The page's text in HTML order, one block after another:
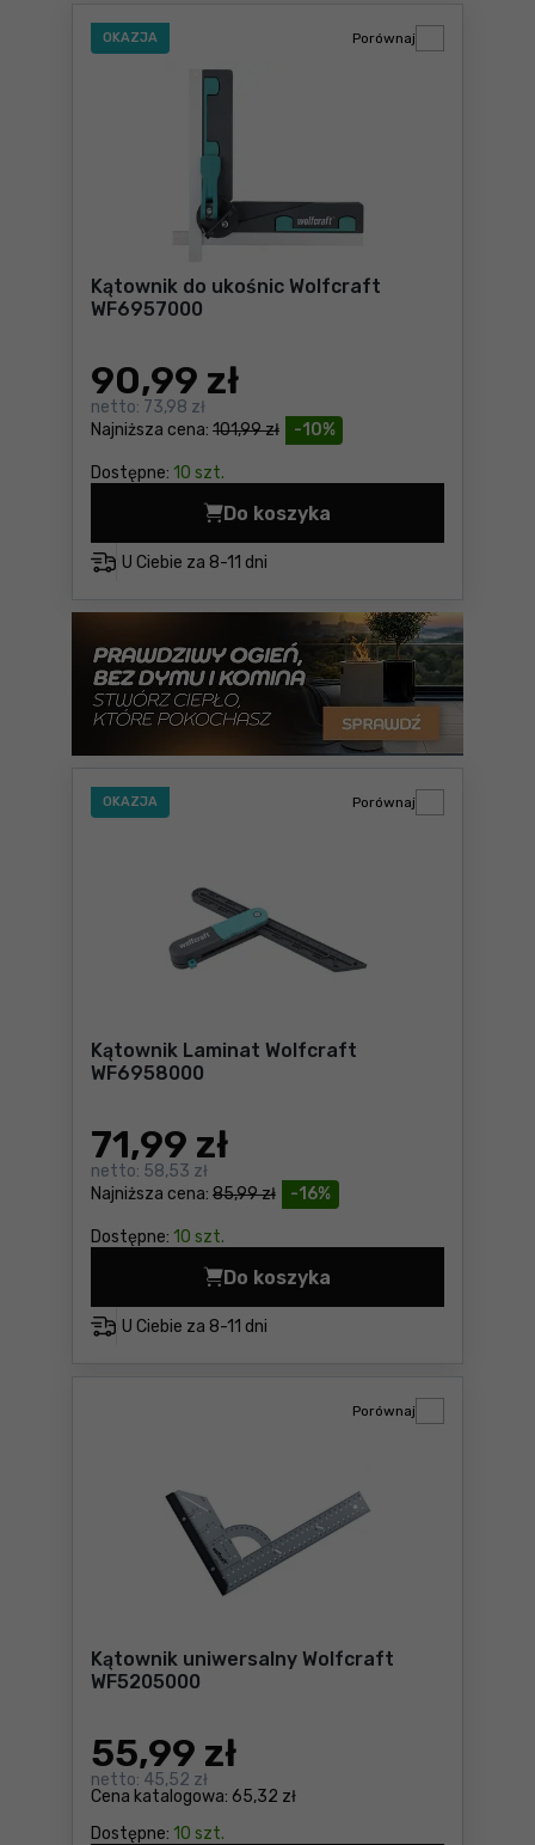
OKAZJA
Kątownik do ukośnic Wolfcraft
WF6957000
-10%
Najniższa cena: 101,99 zł
90,99 zł
netto: 73,98 zł
Dostępne: 10 szt.
Porównaj
U Ciebie za 8-11 dni
Do koszyka
Kątownik do ukośnic
OKAZJA
Kątownik Laminat Wolfcraft
WF6958000
-16%
Najniższa cena: 85,99 zł
71,99 zł
netto: 58,53 zł
Dostępne: 10 szt.
Porównaj
U Ciebie za 8-11 dni
Do koszyka
Kątownik Laminat Wolfcraft
Kątownik uniwersalny Wolfcraft
WF5205000
Cena katalogowa: 65,32 zł
55,99 zł
netto: 45,52 zł
Dostępne: 10 szt.
Porównaj